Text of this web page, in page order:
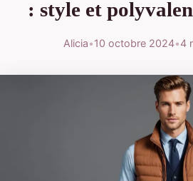
: style et
Alicia•10 octobre 2024•4